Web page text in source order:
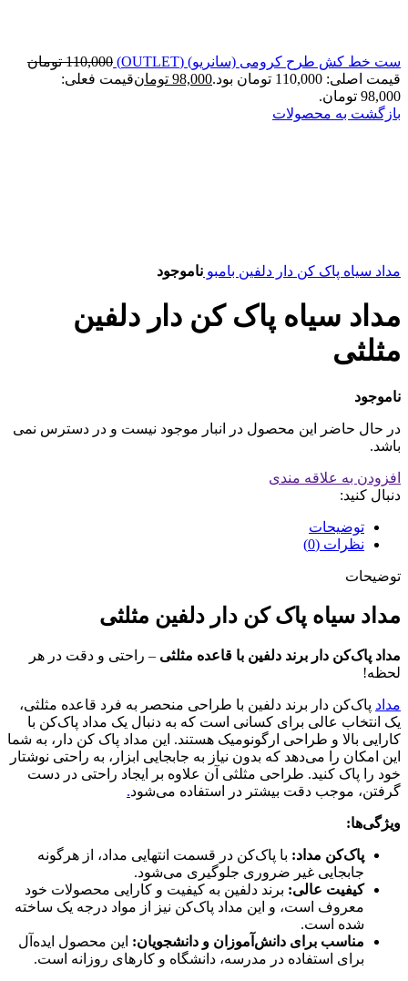
ست خط کش طرح کرومی (سانریو) (OUTLET) 110,000 تومان
قیمت اصلی: 110,000 تومان بود.
98,000 تومانقیمت فعلی:
98,000 تومان.
بازگشت به محصولات
مداد سیاه پاک کن دار دلفین بامبو ناموجود
مداد سیاه پاک کن دار دلفین
مثلثی
ناموجود
در حال حاضر این محصول در انبار موجود نیست و در دسترس نمی
باشد.
افزودن به علاقه مندی
دنبال کنید:
توضیحات
نظرات (0)
توضیحات
مداد سیاه پاک کن دار دلفین مثلثی
مداد پاک‌کن دار برند دلفین با قاعده مثلثی – راحتی و دقت در هر
لحظه!
مداد پاک‌کن دار برند دلفین با طراحی منحصر به فرد قاعده مثلثی،
یک انتخاب عالی برای کسانی است که به دنبال یک مداد پاک‌کن با
کارایی بالا و طراحی ارگونومیک هستند. این مداد پاک کن دار، به شما
این امکان را می‌دهد که بدون نیاز به جابجایی ابزار، به راحتی نوشتار
خود را پاک کنید. طراحی مثلثی آن علاوه بر ایجاد راحتی در دست
گرفتن، موجب دقت بیشتر در استفاده می‌شود.
ویژگی‌ها:
پاک‌کن مداد: با پاک‌کن در قسمت انتهایی مداد، از هرگونه
جابجایی غیر ضروری جلوگیری می‌شود.
کیفیت عالی: برند دلفین به کیفیت و کارایی محصولات خود
معروف است، و این مداد پاک‌کن نیز از مواد درجه یک ساخته
شده است.
مناسب برای دانش‌آموزان و دانشجویان: این محصول ایده‌آل
برای استفاده در مدرسه، دانشگاه و کارهای روزانه است.